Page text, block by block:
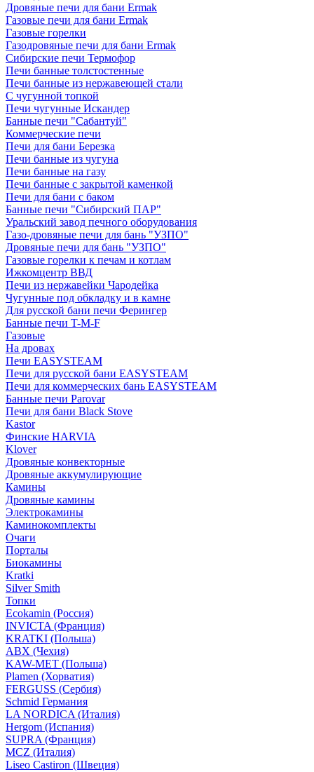
Дровяные печи для бани Ermak
Газовые печи для бани Ermak
Газовые горелки
Газодровяные печи для бани Ermak
Сибирские печи Термофор
Печи банные толстостенные
Печи банные из нержавеющей стали
С чугунной топкой
Печи чугунные Искандер
Банные печи "Сабантуй"
Коммерческие печи
Печи для бани Березка
Печи банные из чугуна
Печи банные на газу
Печи банные с закрытой каменкой
Печи для бани с баком
Банные печи "Сибирский ПАР"
Уральский завод печного оборудования
Газо-дровяные печи для бань "УЗПО"
Дровяные печи для бань "УЗПО"
Газовые горелки к печам и котлам
Ижкомцентр ВВД
Печи из нержавейки Чародейка
Чугунные под обкладку и в камне
Для русской бани печи Ферингер
Банные печи T-M-F
Газовые
На дровах
Печи EASYSTEAM
Печи для русской бани EASYSTEAM
Печи для коммерческих бань EASYSTEAM
Банные печи Parovar
Печи для бани Black Stove
Kastor
Финские HARVIA
Klover
Дровяные конвекторные
Дровяные аккумулирующие
Камины
Дровяные камины
Электрокамины
Каминокомплекты
Очаги
Порталы
Биокамины
Kratki
Silver Smith
Топки
Ecokamin (Россия)
INVICTA (Франция)
KRATKI (Польша)
ABX (Чехия)
KAW-MET (Польша)
Plamen (Хорватия)
FERGUSS (Сербия)
Schmid Германия
LA NORDICA (Италия)
Hergom (Испания)
SUPRA (Франция)
MCZ (Италия)
Liseo Castiron (Швеция)